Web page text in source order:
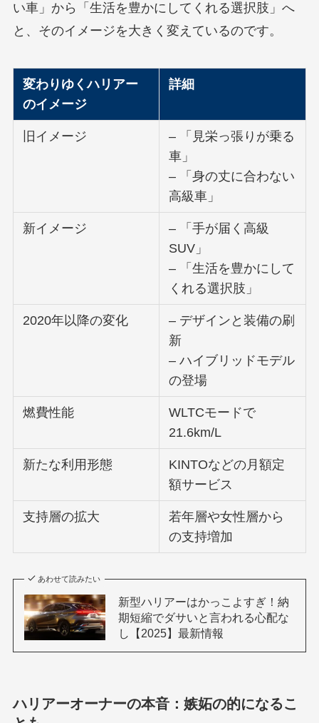
い車」から「生活を豊かにしてくれる選択肢」へ
と、そのイメージを大きく変えているのです。
変わりゆくハリアー
のイメージ
詳細
旧イメージ
– 「見栄っ張りが乗る
車」
– 「身の丈に合わない
高級車」
新イメージ
– 「手が届く高級
SUV」
– 「生活を豊かにして
くれる選択肢」
2020年以降の変化
– デザインと装備の刷
新
– ハイブリッドモデル
の登場
燃費性能
WLTCモードで
21.6km/L
新たな利用形態
KINTOなどの月額定
額サービス
支持層の拡大
若年層や女性層から
の支持増加
あわせて読みたい
新型ハリアーはかっこよすぎ！納
期短縮でダサいと言われる心配な
し【2025】最新情報
ハリアーオーナーの本音：嫉妬の的になるこ